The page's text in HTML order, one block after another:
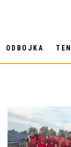
ODBOJKA